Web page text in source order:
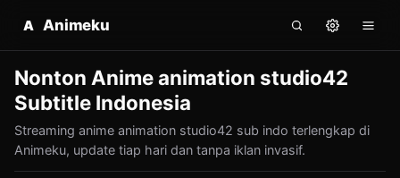
A Animeku
Nonton Anime animation studio42
Subtitle Indonesia
Streaming anime animation studio42 sub indo terlengkap di
Animeku, update tiap hari dan tanpa iklan invasif.